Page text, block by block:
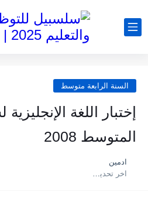
السنة الرابعة متوسط
إختبار اللغة
المتوسط 2008
ادمين
اخر تحديث :